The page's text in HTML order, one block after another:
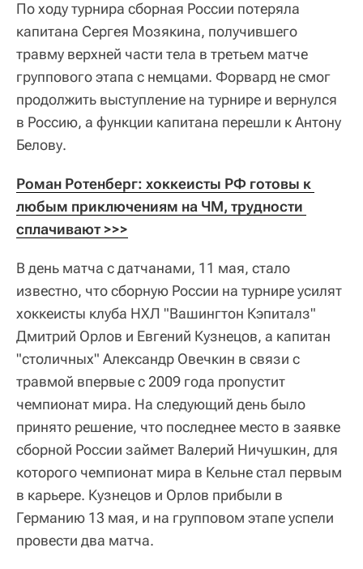
По ходу турнира сборная России потеряла
капитана Сергея Мозякина, получившего
травму верхней части тела в третьем матче
группового этапа с немцами. Форвард не смог
продолжить выступление на турнире и вернулся
в Россию, а функции капитана перешли к Антону
Белову.
Роман Ротенберг: хоккеисты РФ готовы к
любым приключениям на ЧМ, трудности
сплачивают >>>
В день матча с датчанами, 11 мая, стало
известно, что сборную России на турнире усилят
хоккеисты клуба НХЛ "Вашингтон Кэпиталз"
Дмитрий Орлов и Евгений Кузнецов, а капитан
"столичных" Александр Овечкин в связи с
травмой впервые с 2009 года пропустит
чемпионат мира. На следующий день было
принято решение, что последнее место в заявке
сборной России займет Валерий Ничушкин, для
которого чемпионат мира в Кельне стал первым
в карьере. Кузнецов и Орлов прибыли в
Германию 13 мая, и на групповом этапе успели
провести два матча.